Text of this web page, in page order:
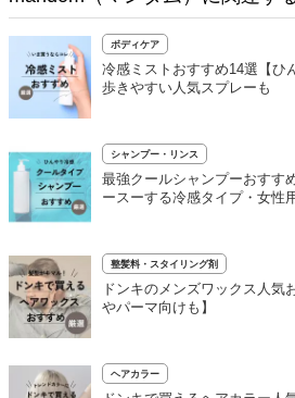
ボディケア
冷感ミストおすすめ14選【ひ
歩きやすい人気スプレーも
シャンプー・リンス
最強クールシャンプーおすす
ースーする冷感タイプ・女性
整髪料・スタイリング剤
ドンキのメンズワックス人気
やパーマ向けも】
ヘアカラー